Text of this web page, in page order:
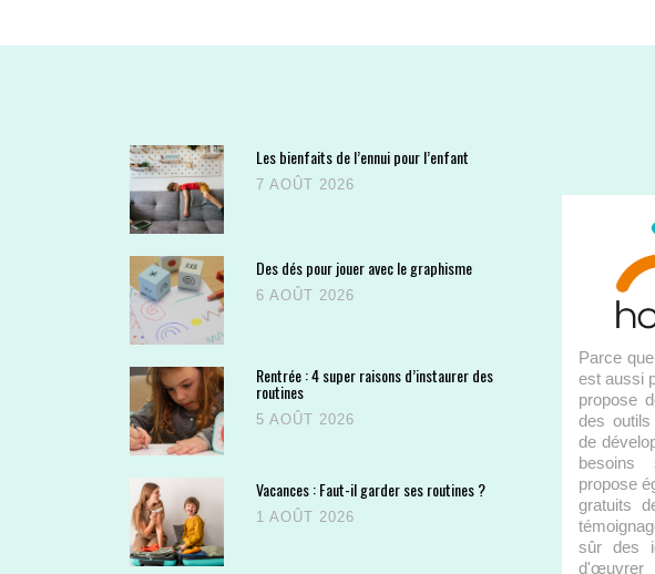
Les bienfaits de l’ennui pour l’enfant
7 AOÛT 2026
Des dés pour jouer avec le graphisme
6 AOÛT 2026
Rentrée : 4 super raisons d’instaurer des
routines
5 AOÛT 2026
Vacances : Faut-il garder ses routines ?
1 AOÛT 2026
Parce
est aussi
propose
des
de
besoins
propose
gratuits
sûr des
d'œuvrer